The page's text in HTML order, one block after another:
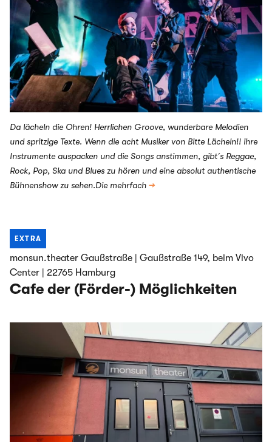
Da lächeln die Ohren! Herrlichen Groove, wunderbare Melodien
und spritzige Texte. Wenn die acht Musiker von Bitte Lächeln!! ihre
Instrumente auspacken und die Songs anstimmen, gibt ́s Reggae,
Rock, Pop, Ska und Blues zu hören und eine absolut authentische
Bühnenshow zu sehen.Die mehrfach →
EXTRA
monsun.theater Gaußstraße | Gaußstraße 149, beim Vivo
Center | 22765 Hamburg
Cafe der (Förder-) Möglichkeiten